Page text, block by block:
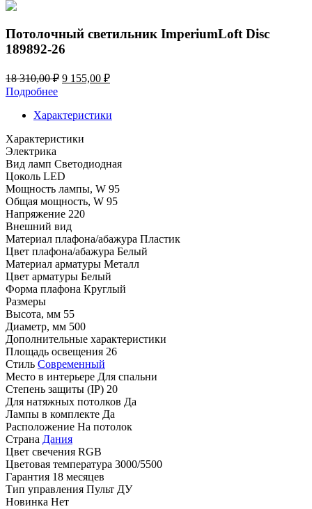
160,00 ₽.
Потолочный светильник ImperiumLoft Disc
189892-26
18 310,00₽ Первоначальная
18
9 155,00 ₽Текущая
155,00 ₽.
Подробнее
Характеристики
Характеристики
Электрика
Вид ламп Светодиодная
Цоколь LED
Мощность лампы, W 95
Общая мощность, W 95
Напряжение 220
Внешний вид
Материал плафона/абажура Пластик
Цвет плафона/абажура Белый
Материал арматуры Металл
Цвет арматуры Белый
Форма плафона Круглый
Размеры
Высота, мм 55
Диаметр, мм 500
Дополнительные характеристики
Площадь освещения 26
Стиль Современный
Место в интерьере Для спальни
Степень защиты (IP) 20
Для натяжных потолков Да
Лампы в комплекте Да
Расположение На потолок
Страна Дания
Цвет свечения RGB
Цветовая температура 3000/5500
Гарантия 18 месяцев
Тип управления Пульт ДУ
Новинка Нет